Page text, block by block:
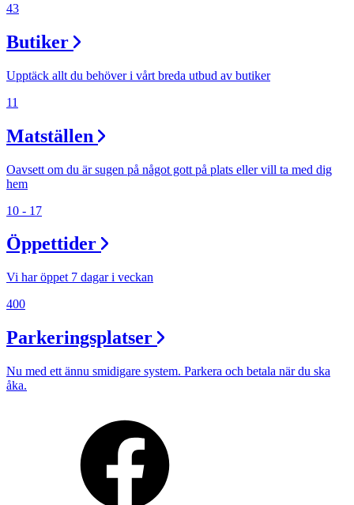
Min Shopping-app
43
Butiker
Upptäck allt du behöver i vårt breda utbud av butiker
11
Matställen
Oavsett om du är sugen på något gott på plats eller vill ta med dig
hem
10 - 17
Öppettider
Vi har öppet 7 dagar i veckan
400
Parkeringsplatser
Nu med ett ännu smidigare system. Parkera och betala när du ska
åka.